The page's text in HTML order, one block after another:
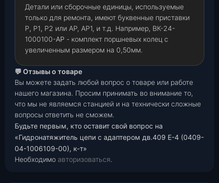
Детали или сборочные единицы, используемые
только для ремонта, имеют буквенные приставки
Р, Р1, Р2 или АР, АР1, и т.д. Например, ВК-24-
1000100-АР - комплект поршневых колец с
увеличенным размером на 0,50мм.
💬 Отзывы о товаре
Вы можете задать любой вопрос о товаре или работе
нашего магазина. Просим принимать во внимание то,
что мы не являемся станцией и на технически сложные
вопросы ответить не сможем.
Будьте первым, кто оставит свой вопрос на
«Гидронатяжитель цепи с адаптером дв.409 Е-4 (0409-
04-1006109-00), к-т»
Необходимо авторизоваться.